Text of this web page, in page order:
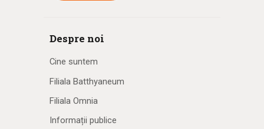
Despre noi
Cine suntem
Filiala Batthyaneum
Filiala Omnia
Informații publice